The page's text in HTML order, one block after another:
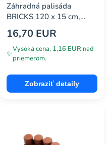
Záhradná palisáda
BRICKS 120 x 15 cm,
šedá (so spojkou a
klincami) MHEU5000164
16,70 EUR
✨Vysoká cena, 1,16 EUR nad
priemerom.
Zobraziť detaily